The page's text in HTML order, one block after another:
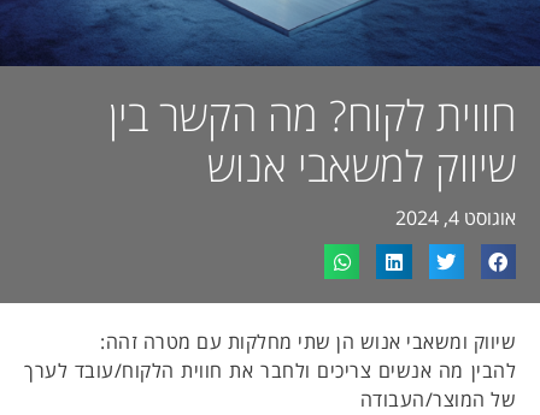
חווית לקוח? מה הקשר בין
שיווק למשאבי אנוש
אוגוסט 4, 2024
שיווק ומשאבי אנוש הן שתי מחלקות עם מטרה זהה:
להבין מה אנשים צריכים ולחבר את חווית הלקוח/עובד לערך
של המוצר/העבודה